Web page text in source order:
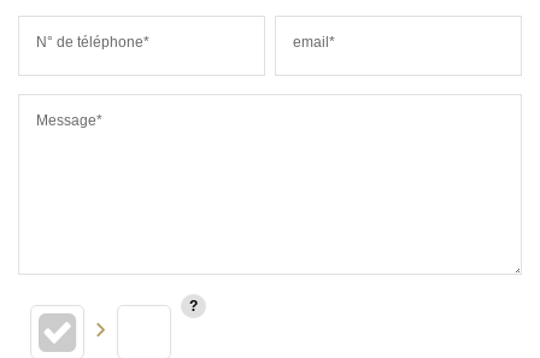
N° de téléphone* email*
Message*